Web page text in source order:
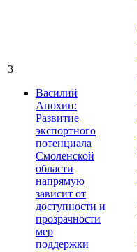
3
Василий
Анохин:
Развитие
экспортного
потенциала
Смоленской
области
напрямую
зависит от
доступности и
прозрачности
мер
поддержки